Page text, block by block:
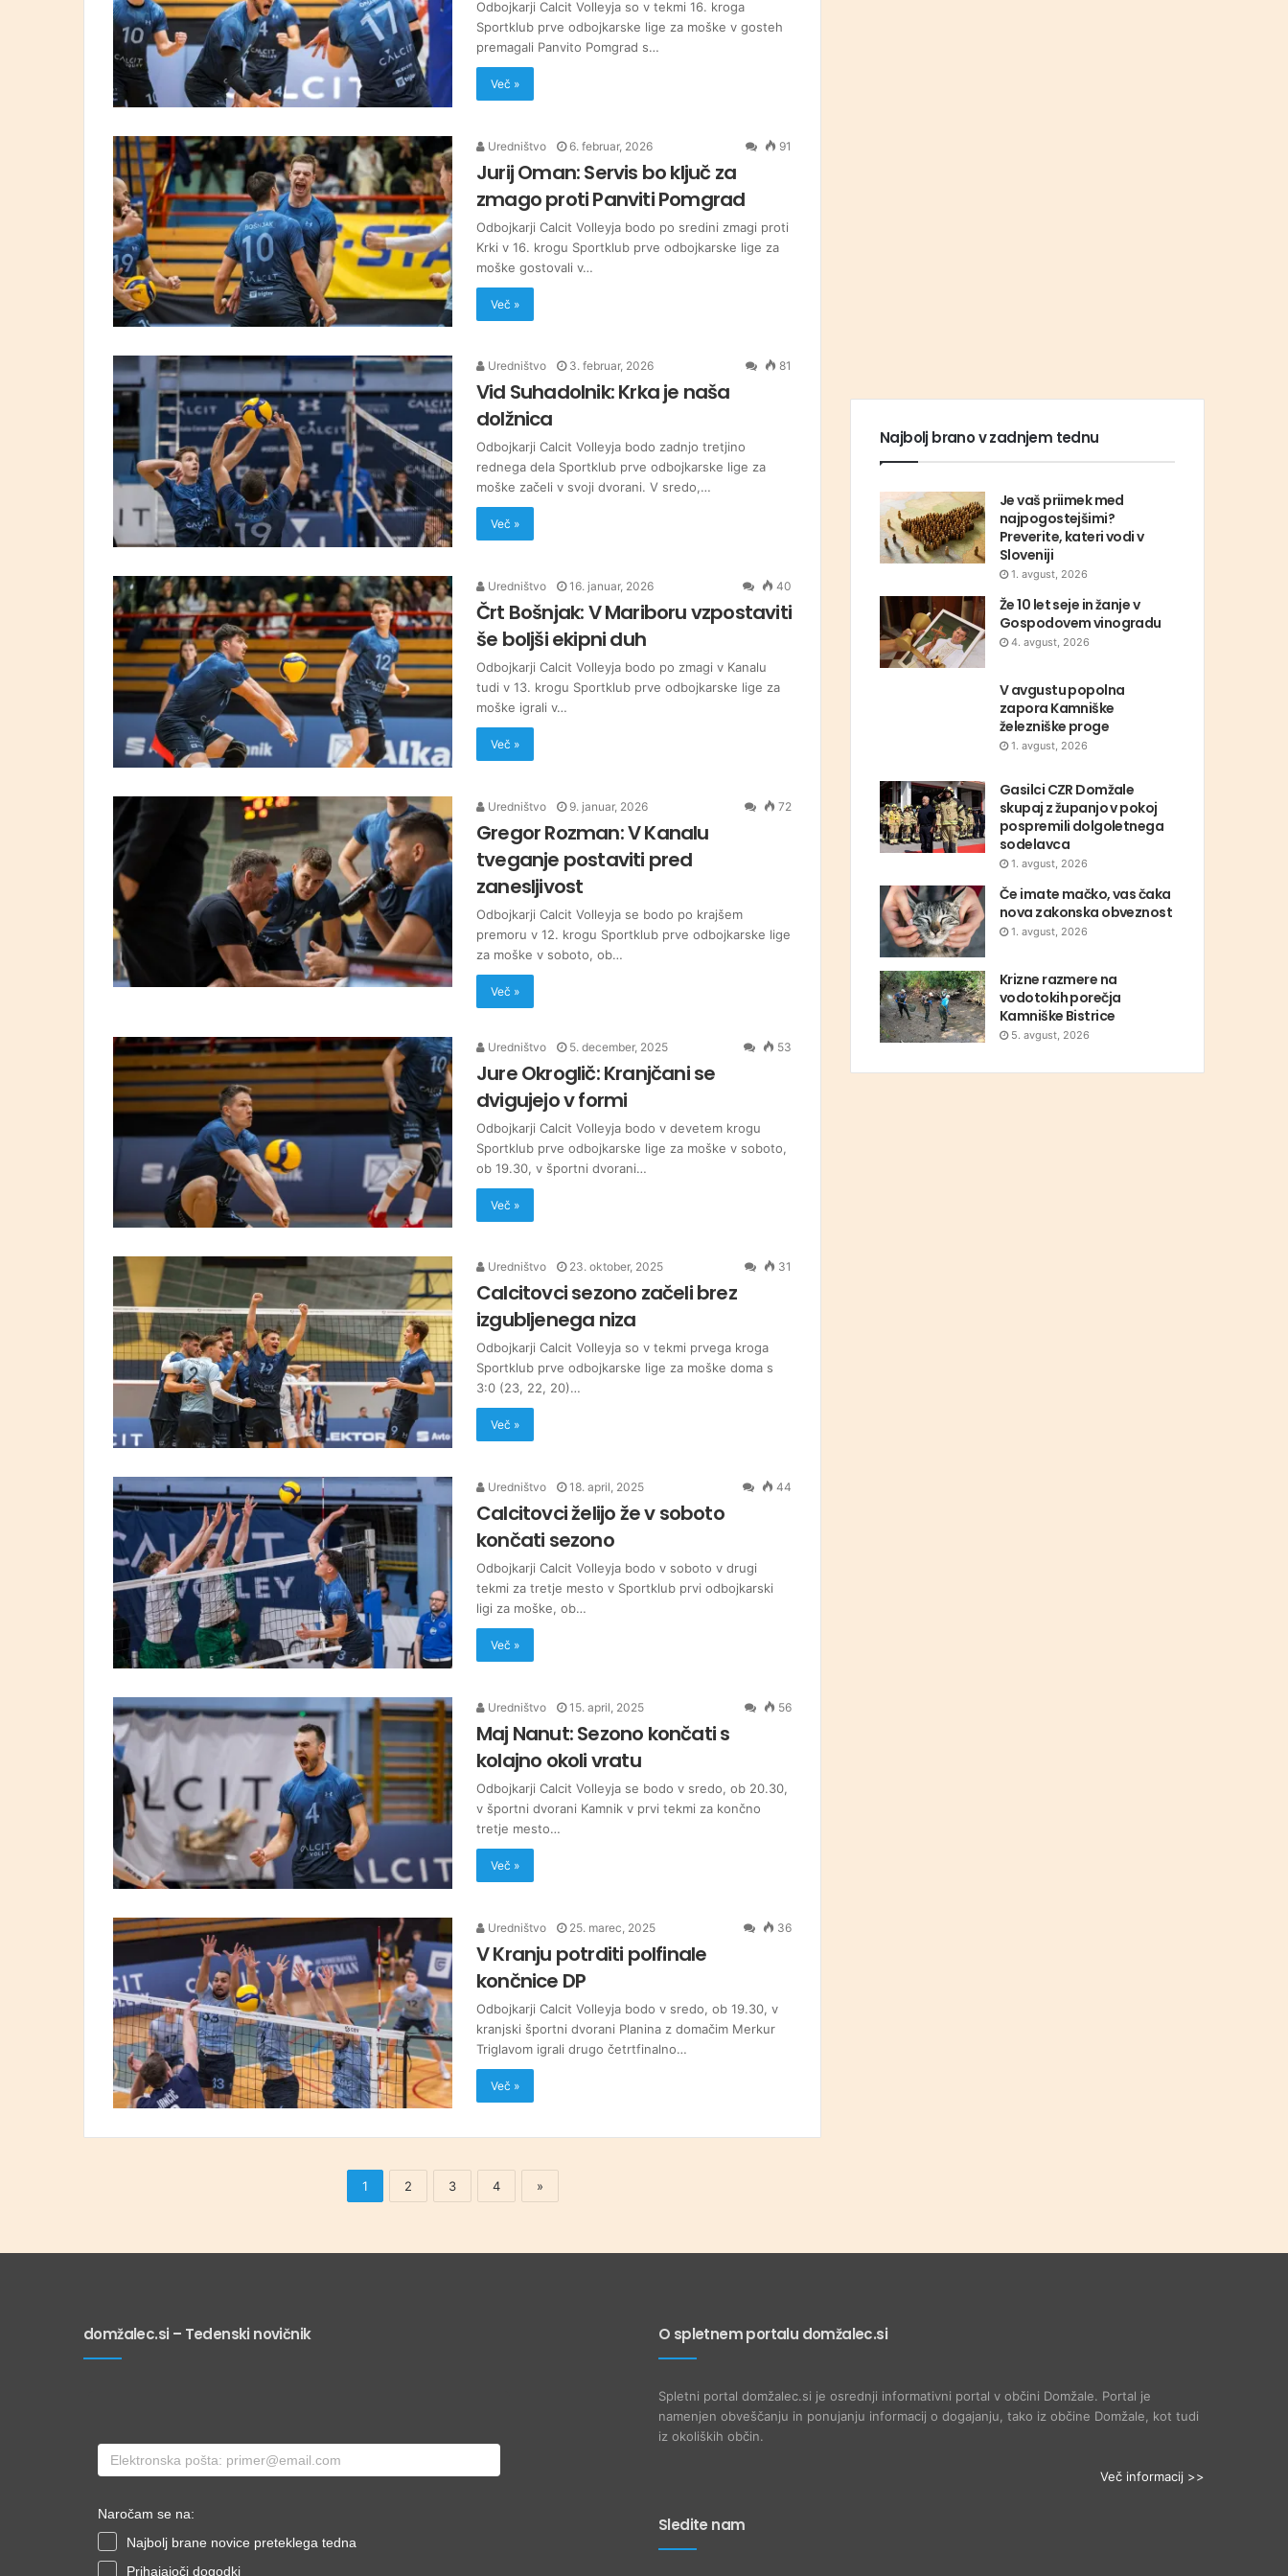
Odbojkarji Calcit Volleyja so v tekmi 16. kroga
Sportklub prve odbojkarske lige za moške v gosteh
premagali Panvito Pomgrad s…
Več »
Uredništvo 6. februar, 2026 91
Jurij Oman: Servis bo ključ za
zmago proti Panviti Pomgrad
Odbojkarji Calcit Volleyja bodo po sredini zmagi proti
Krki v 16. krogu Sportklub prve odbojkarske lige za
moške gostovali v…
Več »
Uredništvo 3. februar, 2026 81
Vid Suhadolnik: Krka je naša
dolžnica
Odbojkarji Calcit Volleyja bodo zadnjo tretjino
rednega dela Sportklub prve odbojkarske lige za
moške začeli v svoji dvorani. V sredo,…
Več »
Uredništvo 16. januar, 2026 40
Črt Bošnjak: V Mariboru vzpostaviti
še boljši ekipni duh
Odbojkarji Calcit Volleyja bodo po zmagi v Kanalu
tudi v 13. krogu Sportklub prve odbojkarske lige za
moške igrali v…
Več »
Uredništvo 9. januar, 2026 72
Gregor Rozman: V Kanalu
tveganje postaviti pred
zanesljivost
Odbojkarji Calcit Volleyja se bodo po krajšem
premoru v 12. krogu Sportklub prve odbojkarske lige
za moške v soboto, ob…
Več »
Uredništvo 5. december, 2025 53
Jure Okroglič: Kranjčani se
dvigujejo v formi
Odbojkarji Calcit Volleyja bodo v devetem krogu
Sportklub prve odbojkarske lige za moške v soboto,
ob 19.30, v športni dvorani…
Več »
Uredništvo 23. oktober, 2025 31
Calcitovci sezono začeli brez
izgubljenega niza
Odbojkarji Calcit Volleyja so v tekmi prvega kroga
Sportklub prve odbojkarske lige za moške doma s
3:0 (23, 22, 20)…
Več »
Uredništvo 18. april, 2025 44
Calcitovci želijo že v soboto
končati sezono
Odbojkarji Calcit Volleyja bodo v soboto v drugi
tekmi za tretje mesto v Sportklub prvi odbojkarski
ligi za moške, ob…
Več »
Uredništvo 15. april, 2025 56
Maj Nanut: Sezono končati s
kolajno okoli vratu
Odbojkarji Calcit Volleyja se bodo v sredo, ob 20.30,
v športni dvorani Kamnik v prvi tekmi za končno
tretje mesto…
Več »
Uredništvo 25. marec, 2025 36
V Kranju potrditi polfinale
končnice DP
Odbojkarji Calcit Volleyja bodo v sredo, ob 19.30, v
kranjski športni dvorani Planina z domačim Merkur
Triglavom igrali drugo četrtfinalno…
Več »
1 2 3 4 »
Najbolj brano v zadnjem tednu
Je vaš priimek med
najpogostejšimi?
Preverite, kateri vodi v
Sloveniji
1. avgust, 2026
Že 10 let seje in žanje v
Gospodovem vinogradu
4. avgust, 2026
V avgustu popolna
zapora Kamniške
železniške proge
1. avgust, 2026
Gasilci CZR Domžale
skupaj z županjo v pokoj
pospremili dolgoletnega
sodelavca
1. avgust, 2026
Če imate mačko, vas čaka
nova zakonska obveznost
1. avgust, 2026
Krizne razmere na
vodotokih porečja
Kamniške Bistrice
5. avgust, 2026
domžalec.si – Tedenski novičnik
Naročam se na:
Najbolj brane novice preteklega tedna
Prihajajoči dogodki
O spletnem portalu domžalec.si
Spletni portal domžalec.si je osrednji informativni portal v občini Domžale. Portal je
namenjen obveščanju in ponujanju informacij o dogajanju, tako iz občine Domžale, kot tudi
iz okoliških občin.
Več informacij >>
Sledite nam